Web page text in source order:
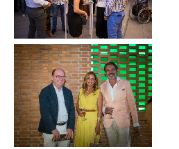
Sin leyenda